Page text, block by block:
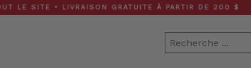
• LIVRAISON GRATUITE À PARTIR DE 200 $